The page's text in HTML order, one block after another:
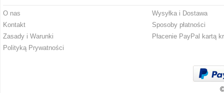
O nas
Kontakt
Zasady i Warunki
Polityką Prywatności
Wysyłka i Dostawa
Sposoby płatności
Płacenie PayPal kartą